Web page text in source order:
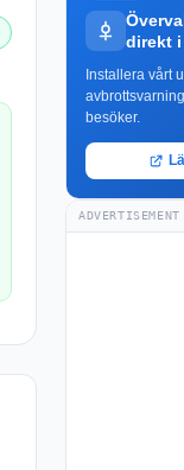
direkt i
Installera vårt
besöker.
ADVERTISEMENT